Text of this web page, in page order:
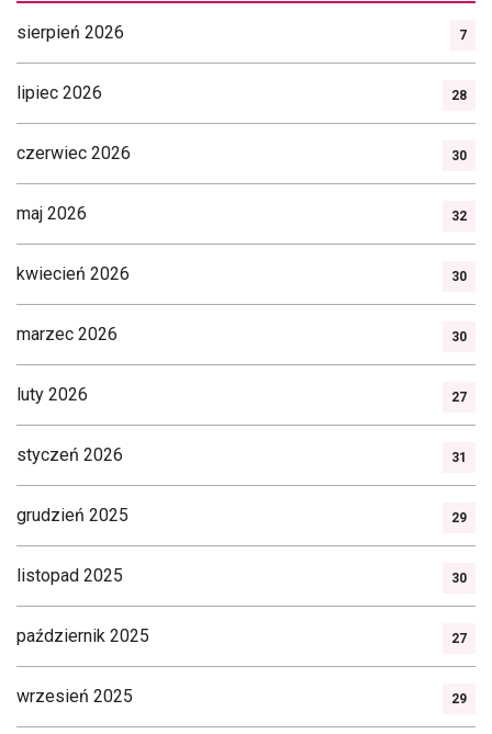
sierpień 2026 7
lipiec 2026 28
czerwiec 2026 30
maj 2026 32
kwiecień 2026 30
marzec 2026 30
luty 2026 27
styczeń 2026 31
grudzień 2025 29
listopad 2025 30
październik 2025 27
wrzesień 2025 29